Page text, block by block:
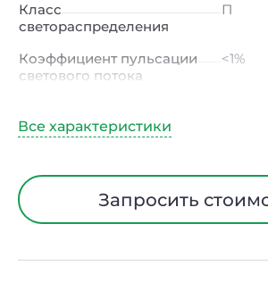
Класс
светораспределения
П
Коэффициент пульсации
светового потока
<1%
Тип кривой силы света
/ Г
Угол рассеивания
15° /
Запросить